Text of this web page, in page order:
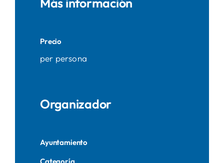
Precio
per persona
Organizador
Ayuntamiento
Categoría